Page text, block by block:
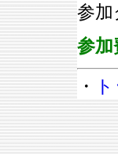
参
参加
・